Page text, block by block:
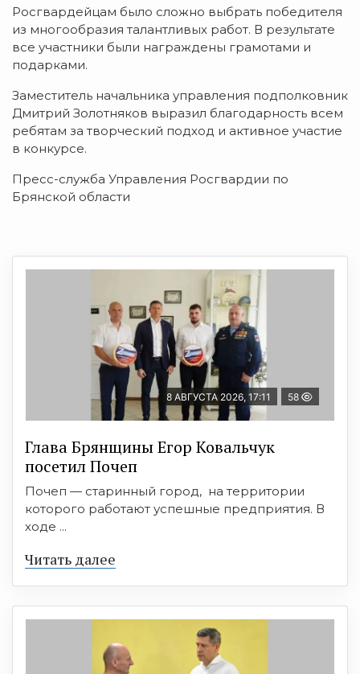
Росгвардейцам было сложно выбрать победителя
из многообразия талантливых работ. В результате
все участники были награждены грамотами и
подарками.
Заместитель начальника управления подполковник
Дмитрий Золотняков выразил благодарность всем
ребятам за творческий подход и активное участие
в конкурсе.
Пресс-служба Управления Росгвардии по
Брянской области
8 АВГУСТА 2026, 17:11 58
Глава Брянщины Егор Ковальчук
посетил Почеп
Почеп — старинный город, на территории
которого работают успешные предприятия. В
ходе ...
Читать далее